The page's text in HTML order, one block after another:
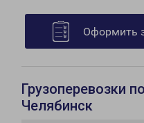
Оформить
Грузоперевозки
Челябинск